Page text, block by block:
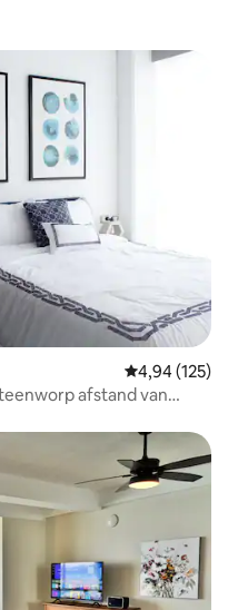
Gemiddelde
4,94 (125)
afstand van